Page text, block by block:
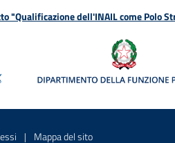
"Qualificazione dell'INAIL come Polo
una nuova finestra
Sito interno - Apre in una nuova
Mappa del sitoSito interno - Apre